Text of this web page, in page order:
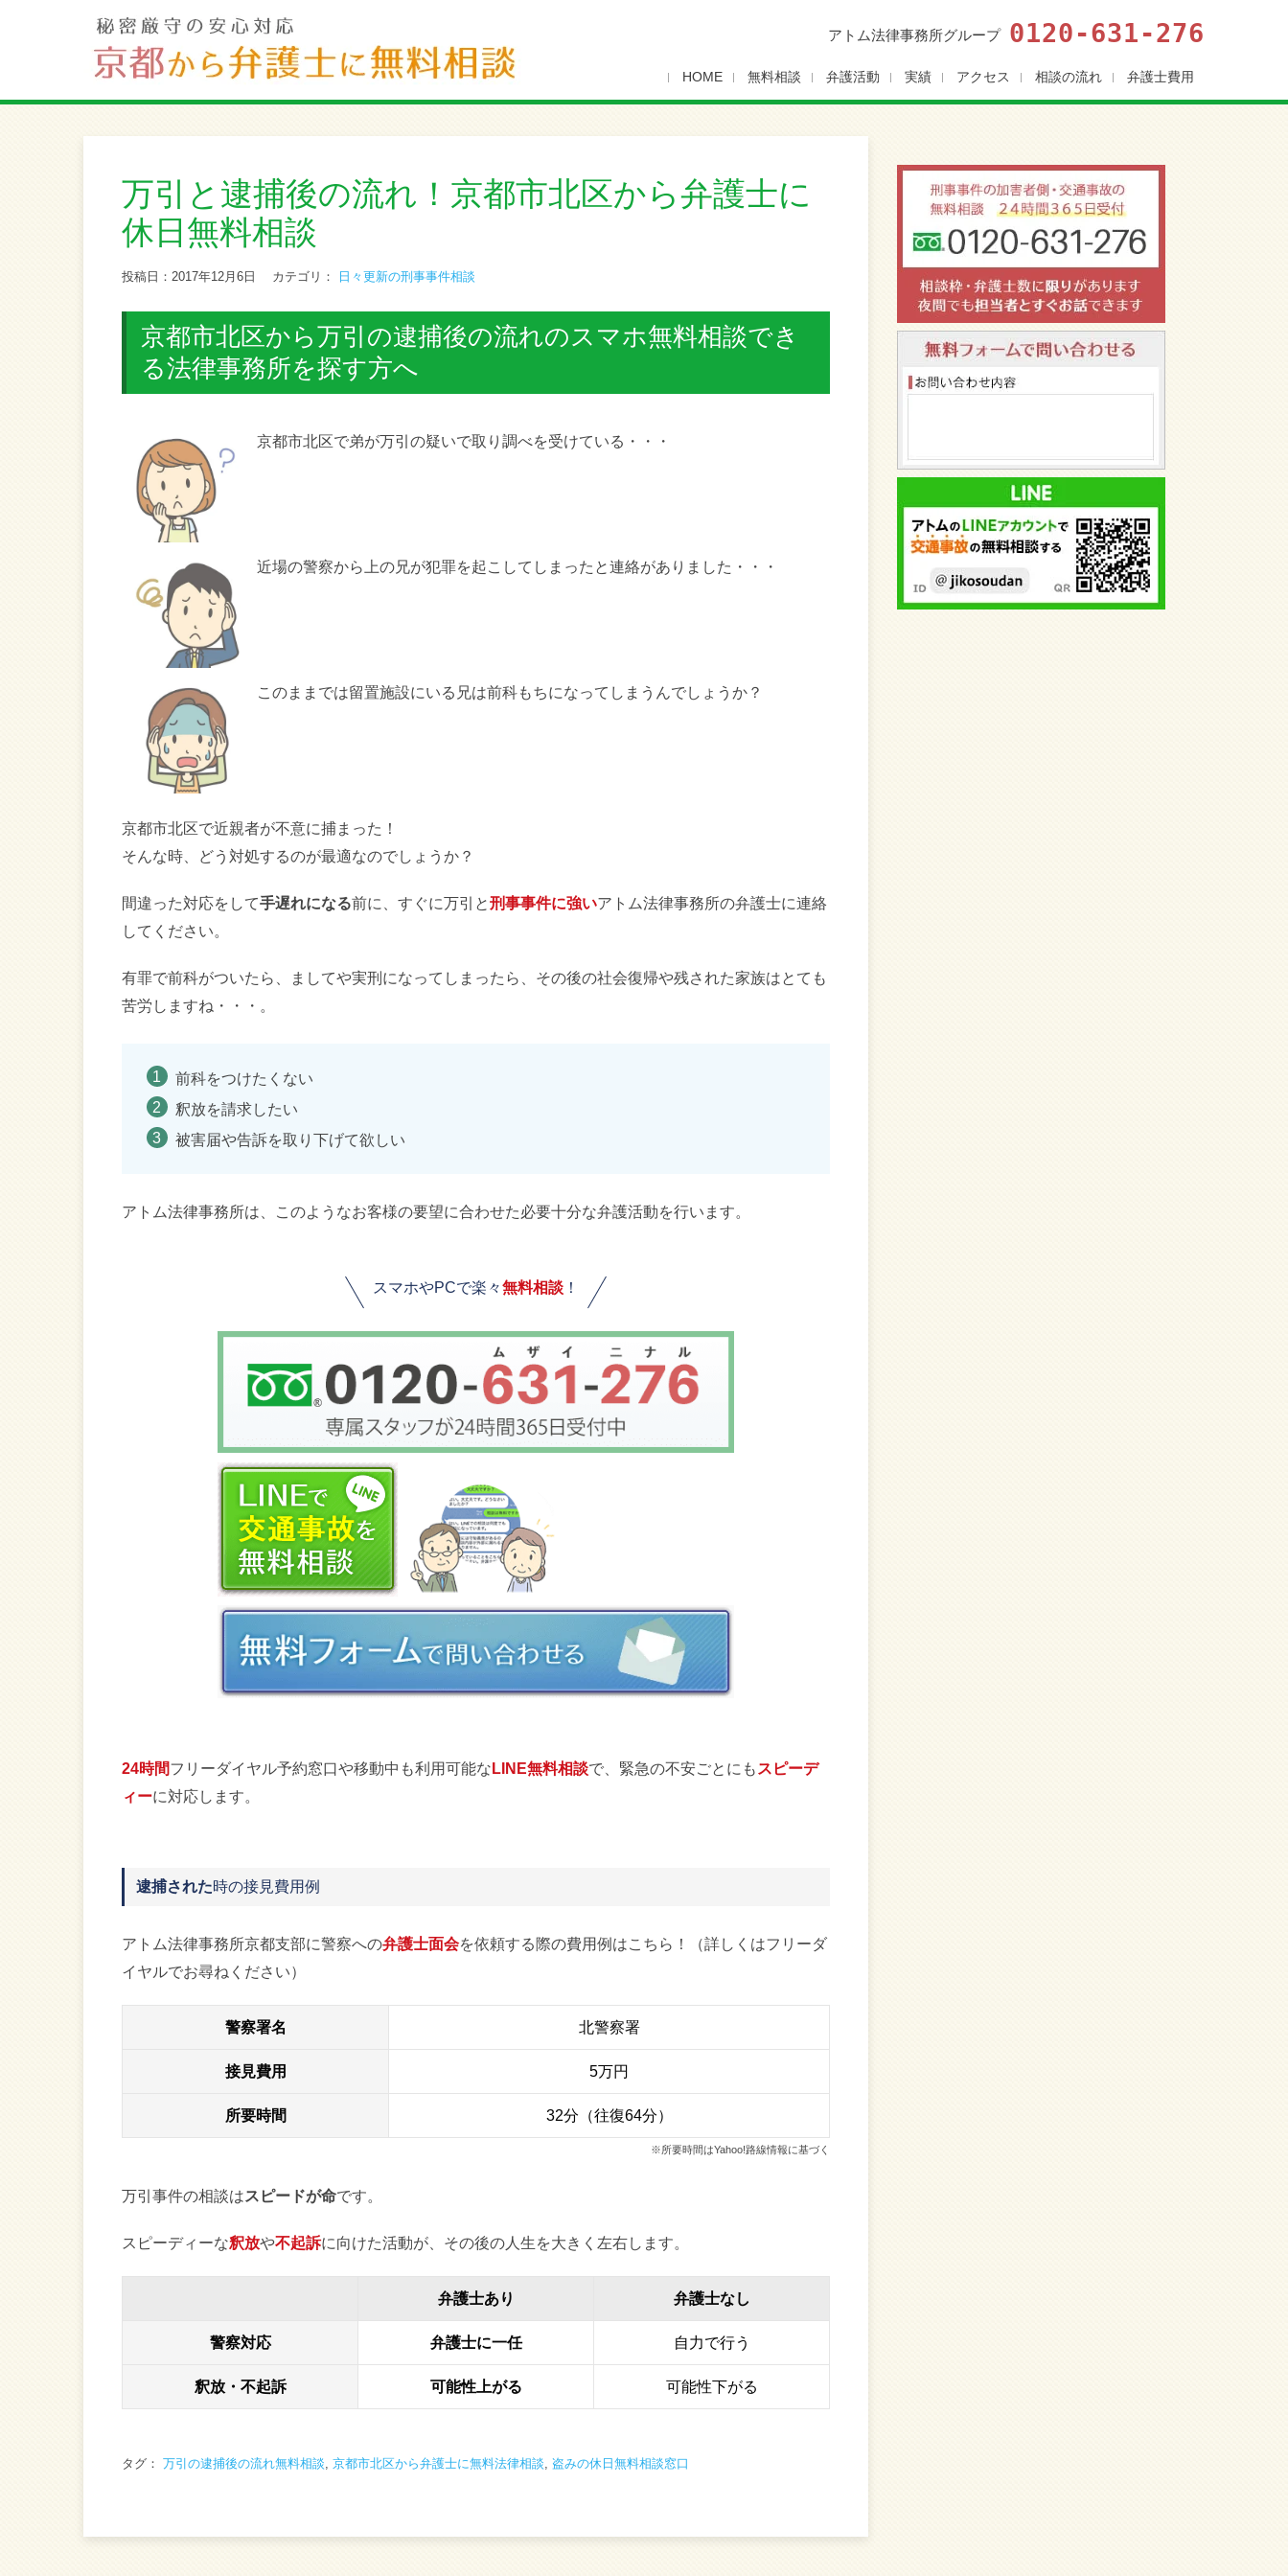
アトム法律事務所グループ 0120-631-276
HOME 無料相談 弁護活動 実績 アクセス 相談の流れ 弁護士費用
万引と逮捕後の流れ！京都市北区から弁護士に
休日無料相談
投稿日：2017年12月6日 カテゴリ： 日々更新の刑事事件相談
京都市北区から万引の逮捕後の流れのスマホ無料相談でき
る法律事務所を探す方へ
京都市北区で弟が万引の疑いで取り調べを受けている・・・
近場の警察から上の兄が犯罪を起こしてしまったと連絡がありました・・・
このままでは留置施設にいる兄は前科もちになってしまうんでしょうか？
京都市北区で近親者が不意に捕まった！
そんな時、どう対処するのが最適なのでしょうか？
間違った対応をして手遅れになる前に、すぐに万引と刑事事件に強いアトム法律事務所の弁護士に連絡
してください。
有罪で前科がついたら、ましてや実刑になってしまったら、その後の社会復帰や残された家族はとても
苦労しますね・・・。
前科をつけたくない
釈放を請求したい
被害届や告訴を取り下げて欲しい
アトム法律事務所は、このようなお客様の要望に合わせた必要十分な弁護活動を行います。
スマホやPCで楽々無料相談 ！
24時間フリーダイヤル予約窓口や移動中も利用可能なLINE無料相談で、緊急の不安ごとにも スピーデ
ィーに対応します。
逮捕された時の接見費用例
アトム法律事務所京都支部に警察への弁護士面会を依頼する際の費用例はこちら！（詳しくはフリーダ
イヤルでお尋ねください）
警察署名 北警察署
接見費用 5万円
所要時間 32分（往復64分）
※所要時間はYahoo!路線情報に基づく
万引事件の相談はスピードが命です。
スピーディーな釈放や不起訴に向けた活動が、その後の人生を大きく左右します。
弁護士あり 弁護士なし
警察対応 弁護士に一任 自力で行う
釈放・不起訴 可能性上がる 可能性下がる
タグ： 万引の逮捕後の流れ無料相談 京都市北区から弁護士に無料法律相談 盗みの休日無料相談窓口